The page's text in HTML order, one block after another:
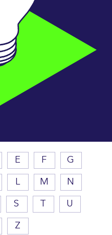
E F G
L M N
S U
Z